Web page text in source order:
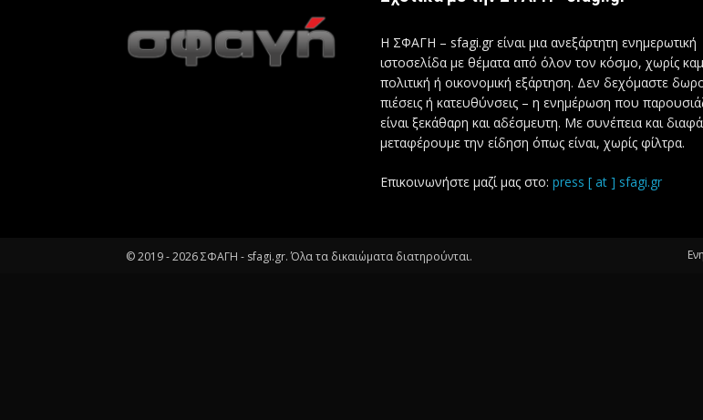
Η ΣΦΑΓΗ – sfagi.gr είναι μια ανεξάρτητη ενημερωτική
ιστοσελίδα με θέματα από όλον τον κόσμο, χωρίς
πολιτική ή οικονομική εξάρτηση. Δεν δεχόμαστε
πιέσεις ή κατευθύνσεις – η ενημέρωση που
είναι ξεκάθαρη και αδέσμευτη. Με συνέπεια και
μεταφέρουμε την είδηση όπως είναι, χωρίς φίλτρα.
Επικοινωνήστε μαζί μας στο: press [ at ] sfagi.gr
© 2019 -2026ΣΦΑΓΗ - sfagi.gr. Όλα τα δικαιώματα διατηρούνται.